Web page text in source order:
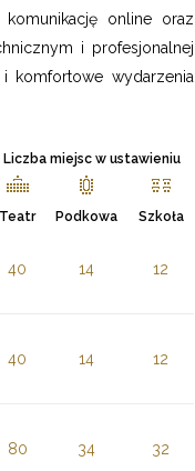
komunikację online oraz
i profesjonalnej
komfortowe wydarzenia
Liczba miejsc w ustawieniu
Teatr Podkowa Szkoła
40 14 12
40 14 12
80 34 32